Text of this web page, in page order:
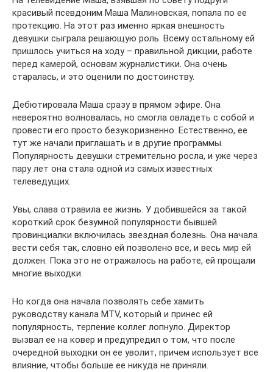
красивый псевдоним Маша Малиновская, попала по ее
протекцию. На этот раз именно яркая внешность
девушки сыграла решающую роль. Всему остальному ей
пришлось учиться на ходу – правильной дикции, работе
перед камерой, основам журналистики. Она очень
старалась, и это оценили по достоинству.
Дебютировала Маша сразу в прямом эфире. Она
невероятно волновалась, но смогла овладеть с собой и
провести его просто безукоризненно. Естественно, ее
тут же начали приглашать и в другие программы.
Популярность девушки стремительно росла, и уже через
пару лет она стала одной из самых известных
телеведущих.
Увы, слава отравила ее жизнь. У добившейся за такой
короткий срок безумной популярности бывшей
провинциалки включилась звездная болезнь. Она начала
вести себя так, словно ей позволено все, и весь мир ей
должен. Пока это не отражалось на работе, ей прощали
многие выходки.
Но когда она начала позволять себе хамить
руководству канала MTV, который и принес ей
популярность, терпение коллег лопнуло. Директор
вызвал ее на ковер и предупредил о том, что после
очередной выходки он ее уволит, причем использует все
влияние, чтобы больше ее никуда не приняли.